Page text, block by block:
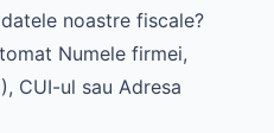
noastre fiscale?
Numele firmei,
CUI-ul sau Adresa